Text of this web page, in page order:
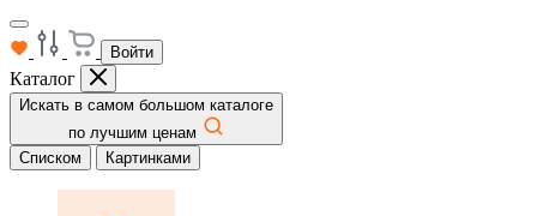
Войти
Каталог
Искать в самом большом каталоге
по лучшим ценам
Списком
Картинками